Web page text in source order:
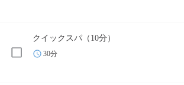
クイックスパ（10分）
30分